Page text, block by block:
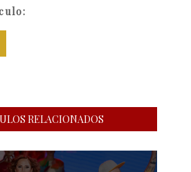
RELACIONADOS